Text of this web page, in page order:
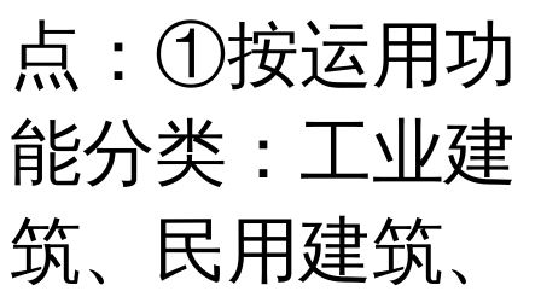
点：①按运用功
能分类：工业建
筑、民用建筑、